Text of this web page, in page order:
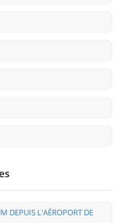
DEPUIS L'AÉROPORT DE